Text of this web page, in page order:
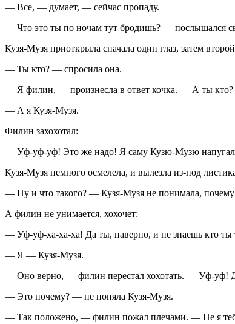
— Все, — думает, — сейчас пропаду.
— Что это ты по ночам тут бродишь? — послышался
Кузя-Музя приоткрыла сначала один глаз, затем
— Ты кто? — спросила она.
— Я филин, — произнесла в ответ кочка. — А ты кто?
— А я Кузя-Музя.
Филин захохотал:
— Уф-уф-уф! Это же надо! Я саму Кузю-Музю
Кузя-Музя немного осмелела, и вылезла из-под
— Ну и что такого? — Кузя-Музя не понимала,
А филин не унимается, хохочет:
— Уф-уф-ха-ха-ха! Да ты, наверно, и не знаешь кто ты
— Я — Кузя-Музя.
— Оно верно, — филин перестал хохотать. — Уф-уф!
— Это почему? — не поняла Кузя-Музя.
— Так положено, — филин пожал плечами. — Не я